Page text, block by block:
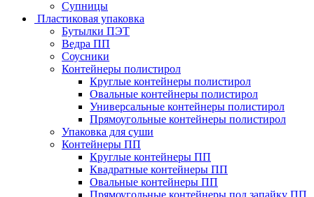
Супницы
Пластиковая упаковка
Бутылки ПЭТ
Ведра ПП
Соусники
Контейнеры полистирол
Круглые контейнеры полистирол
Овальные контейнеры полистирол
Универсальные контейнеры полистирол
Прямоугольные контейнеры полистирол
Упаковка для суши
Контейнеры ПП
Круглые контейнеры ПП
Квадратные контейнеры ПП
Овальные контейнеры ПП